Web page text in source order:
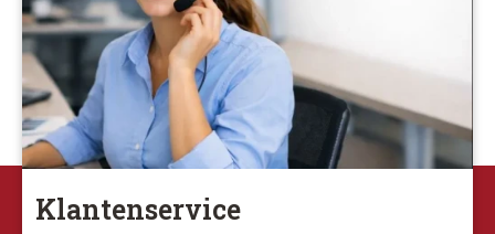
Klantenservice